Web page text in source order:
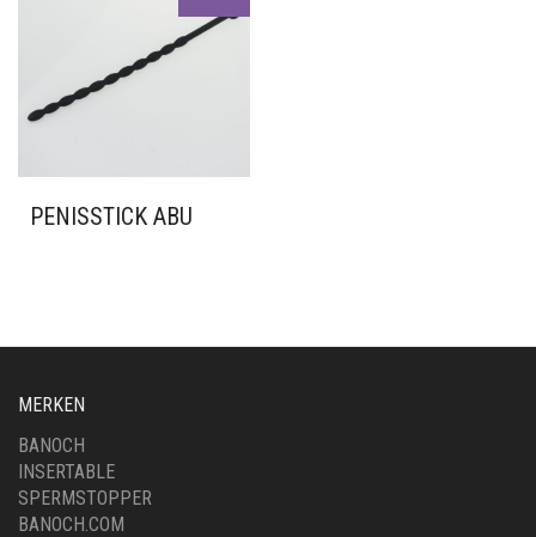
PENISSTICK ABU
MERKEN
BANOCH
INSERTABLE
SPERMSTOPPER
BANOCH.COM